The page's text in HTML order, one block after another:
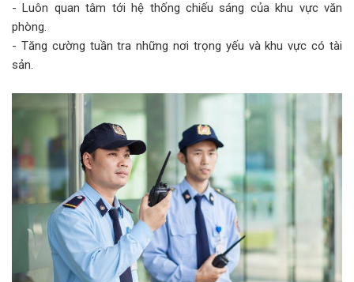
- Luôn quan tâm tới hệ thống chiếu sáng của khu vực văn
phòng.
- Tăng cường tuần tra những nơi trọng yếu và khu vực có tài
sản.